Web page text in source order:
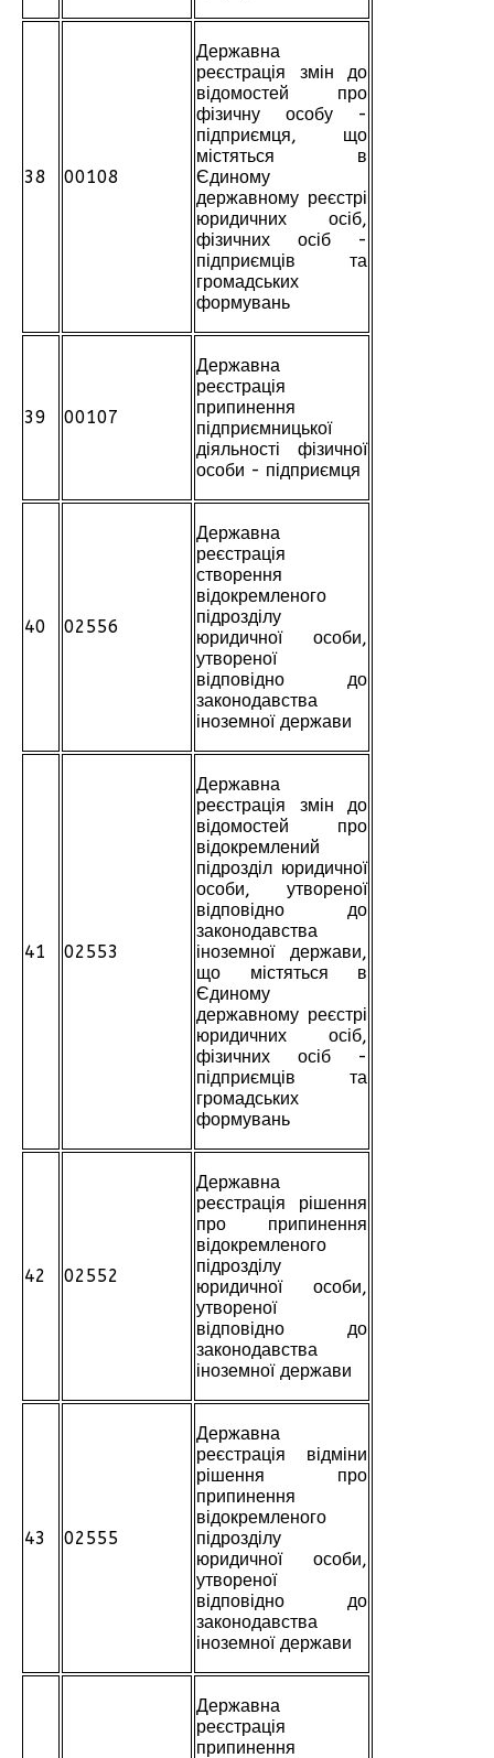
38 00108
Державна
реєстрація змін до
відомостей про
фізичну особу -
підприємця, що
містяться в
Єдиному
державному реєстрі
юридичних осіб,
фізичних осіб -
підприємців та
громадських
формувань
39 00107
Державна
реєстрація
припинення
підприємницької
діяльності фізичної
особи - підприємця
40 02556
Державна
реєстрація
створення
відокремленого
підрозділу
юридичної особи,
утвореної
відповідно до
законодавства
іноземної держави
41 02553
Державна
реєстрація змін до
відомостей про
відокремлений
підрозділ юридичної
особи, утвореної
відповідно до
законодавства
іноземної держави,
що містяться в
Єдиному
державному реєстрі
юридичних осіб,
фізичних осіб -
підприємців та
громадських
формувань
42 02552
Державна
реєстрація рішення
про припинення
відокремленого
підрозділу
юридичної особи,
утвореної
відповідно до
законодавства
іноземної держави
43 02555
Державна
реєстрація відміни
рішення про
припинення
відокремленого
підрозділу
юридичної особи,
утвореної
відповідно до
законодавства
іноземної держави
Державна
реєстрація
припинення